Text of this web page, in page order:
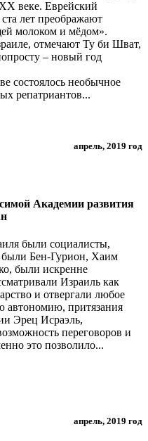
веке. Еврейский
лет преображают
молоком и мёдом».
отмечают Ту би Шват,
– новый год
состоялось необычное
репатриантов...
апрель, 2019 год
Академии развития
были социалисты,
Бен-Гурион, Хаим
были искренне
Израиль как
и отвергали любое
автономию, притязания
Эрец Исраэль,
переговоров и
это позволило...
апрель, 2019 год